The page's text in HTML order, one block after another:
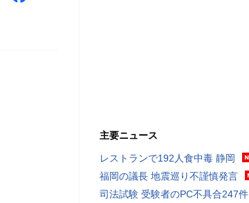
主要ニュース
レストランで192人食中毒 静岡
福岡の議長 地震巡り不謹慎発言
司法試験 受験者のPC不具合247件